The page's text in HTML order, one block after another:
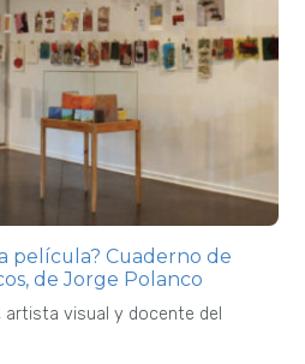
película? Cuaderno de
de Jorge Polanco
artista visual y docente del